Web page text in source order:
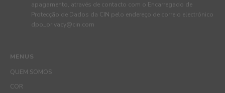
MENUS
QUEM SOMOS
COR
apagamento, através de contacto com o Encarregado de
Protecção de Dados da CIN pelo endereço de correio electrónico
dpo_privacy@cin.com